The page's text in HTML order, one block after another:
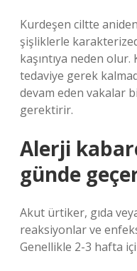
Kurdeşen ciltte
şişliklerle
kaşıntıya neden
tedaviye gerek
devam eden vakalar
gerektirir.
Alerji
günde
Akut ürtiker, gıda
reaksiyonlar ve
Genellikle 2-3 hafta